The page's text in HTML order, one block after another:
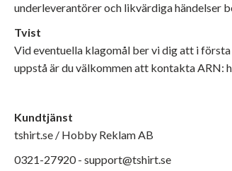
underleverantörer och likvärdiga händelser
Tvist
Vid eventuella klagomål ber vi dig att i
uppstå är du välkommen att kontakta ARN:
Kundtjänst
tshirt.se / Hobby Reklam AB
0321-27920 - support@tshirt.se